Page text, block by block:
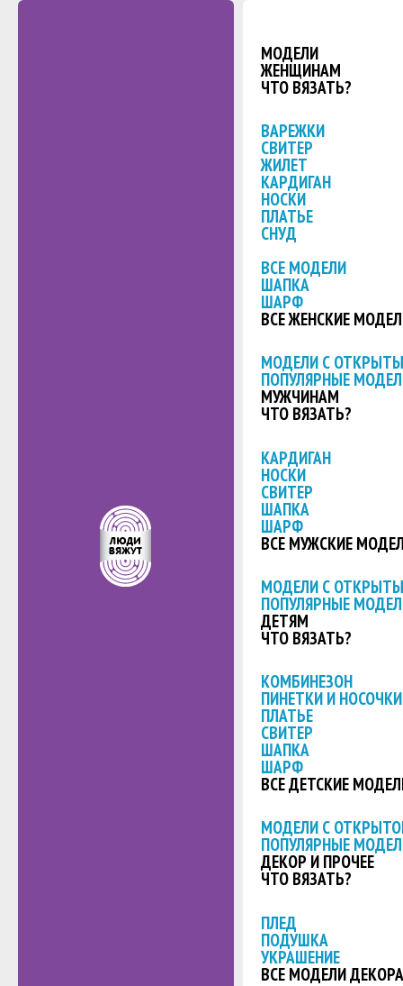
МОДЕЛИ
ЖЕНЩИНАМ
ЧТО ВЯЗАТЬ?
ВАРЕЖКИ
СВИТЕР
ЖИЛЕТ
КАРДИГАН
НОСКИ
ПЛАТЬЕ
СНУД
ВСЕ МОДЕЛИ
ШАПКА
ШАРФ
ВСЕ ЖЕНСКИЕ
МОДЕЛИ С
ПОПУЛЯРНЫЕ
МУЖЧИНАМ
ЧТО ВЯЗАТЬ?
КАРДИГАН
НОСКИ
СВИТЕР
ШАПКА
ШАРФ
ВСЕ МУЖСКИЕ
МОДЕЛИ С
ПОПУЛЯРНЫЕ
ДЕТЯМ
ЧТО ВЯЗАТЬ?
КОМБИНЕЗОН
ПИНЕТКИ И НОСОЧКИ
ПЛАТЬЕ
СВИТЕР
ШАПКА
ШАРФ
ВСЕ ДЕТСКИЕ
МОДЕЛИ С
ПОПУЛЯРНЫЕ
ДЕКОР И ПРОЧЕЕ
ЧТО ВЯЗАТЬ?
ПЛЕД
ПОДУШКА
УКРАШЕНИЕ
ВСЕ МОДЕЛИ ДЕКОРА